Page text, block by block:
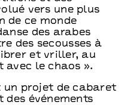
vers une plus
de ce monde
des arabes
des secousses à
et vriller, au
le chaos ».
un projet de cabaret
événements